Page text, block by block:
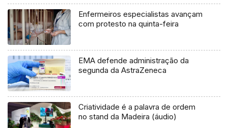
Enfermeiros especialistas avançam
com protesto na quinta-feira
EMA defende administração da
segunda da AstraZeneca
Criatividade é a palavra de ordem
no stand da Madeira (áudio)